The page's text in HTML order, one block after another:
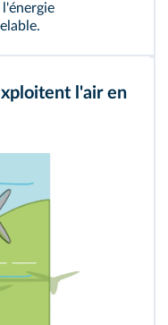
l'air en